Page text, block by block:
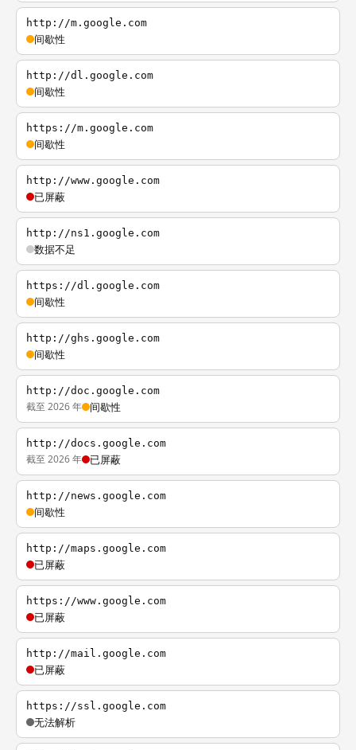
http://m.google.com
间歇性
http://dl.google.com
间歇性
https://m.google.com
间歇性
http://www.google.com
已屏蔽
http://ns1.google.com
数据不足
https://dl.google.com
间歇性
http://ghs.google.com
间歇性
http://doc.google.com
截至 2026 年 间歇性
http://docs.google.com
截至 2026 年 已屏蔽
http://news.google.com
间歇性
http://maps.google.com
已屏蔽
https://www.google.com
已屏蔽
http://mail.google.com
已屏蔽
https://ssl.google.com
无法解析